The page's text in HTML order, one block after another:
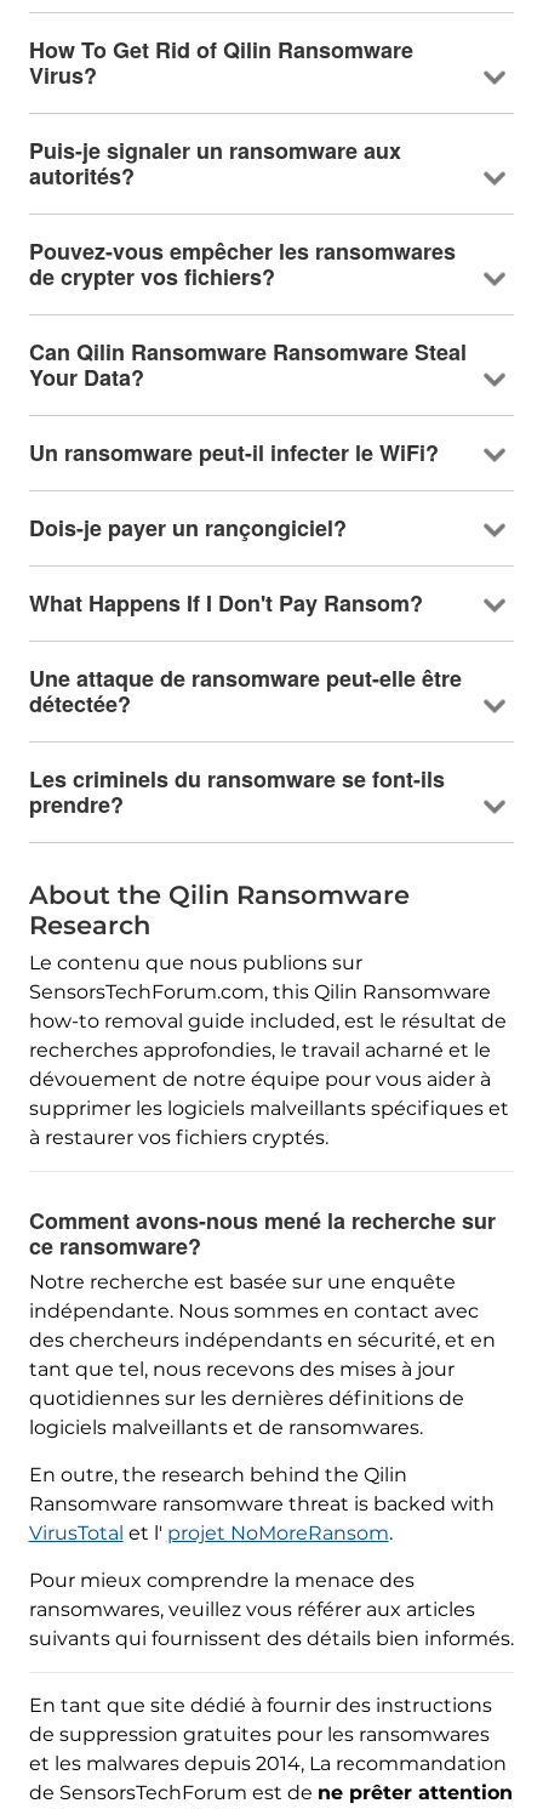
How To Get Rid of Qilin Ransomware
Virus?
Puis-je signaler un ransomware aux
autorités?
Pouvez-vous empêcher les ransomwares
de crypter vos fichiers?
Can Qilin Ransomware Ransomware Steal
Your Data?
Un ransomware peut-il infecter le WiFi?
Dois-je payer un rançongiciel?
What Happens If I Don't Pay Ransom?
Une attaque de ransomware peut-elle être
détectée?
Les criminels du ransomware se font-ils
prendre?
About the Qilin Ransomware
Research
Le contenu que nous publions sur
SensorsTechForum.com, this Qilin Ransomware
how-to removal guide included, est le résultat de
recherches approfondies, le travail acharné et le
dévouement de notre équipe pour vous aider à
supprimer les logiciels malveillants spécifiques et
à restaurer vos fichiers cryptés.
Comment avons-nous mené la recherche sur
ce ransomware?
Notre recherche est basée sur une enquête
indépendante. Nous sommes en contact avec
des chercheurs indépendants en sécurité, et en
tant que tel, nous recevons des mises à jour
quotidiennes sur les dernières définitions de
logiciels malveillants et de ransomwares.
En outre, the research behind the Qilin
Ransomware ransomware threat is backed with
VirusTotal et l' projet NoMoreRansom.
Pour mieux comprendre la menace des
ransomwares, veuillez vous référer aux articles
suivants qui fournissent des détails bien informés.
En tant que site dédié à fournir des instructions
de suppression gratuites pour les ransomwares
et les malwares depuis 2014, La recommandation
de SensorsTechForum est de ne prêter attention